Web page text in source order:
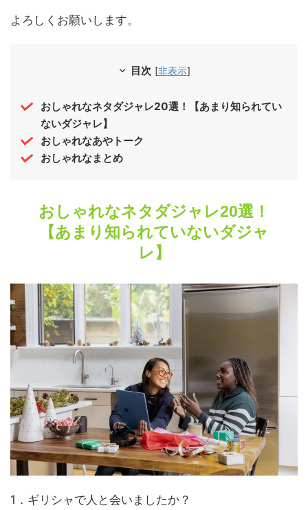
よろしくお願いします。
目次 [非表示]
おしゃれなネタダジャレ20選！【あまり知られてい
ないダジャレ】
おしゃれなあやトーク
おしゃれなまとめ
おしゃれなネタダジャレ20選！
【あまり知られていないダジャ
レ】
1．ギリシャで人と会いましたか？